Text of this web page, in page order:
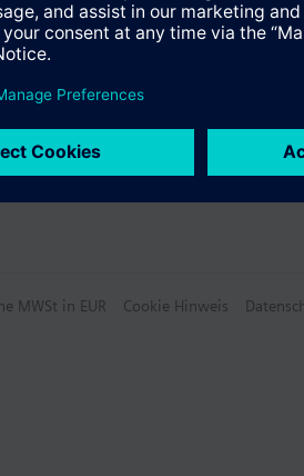
MWSt in EUR Cookie Hinweis